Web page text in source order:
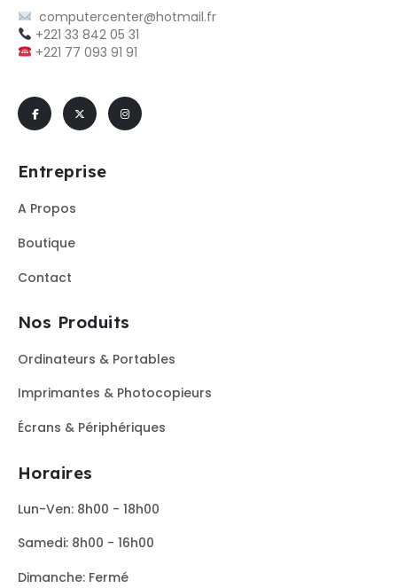
computercenter@hotmail.fr
+221 33 842 05 31
+221 77 093 91 91
Entreprise
A Propos
Boutique
Contact
Nos Produits
Ordinateurs & Portables
Imprimantes & Photocopieurs
Écrans & Périphériques
Horaires
Lun-Ven: 8h00 - 18h00
Samedi: 8h00 - 16h00
Dimanche: Fermé